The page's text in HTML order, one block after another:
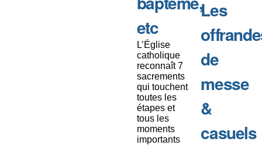
etc
L’Église
catholique
reconnaît 7
sacrements
qui touchent
toutes les
étapes et
tous les
moments
importants
Les
de
messe
&
casuels